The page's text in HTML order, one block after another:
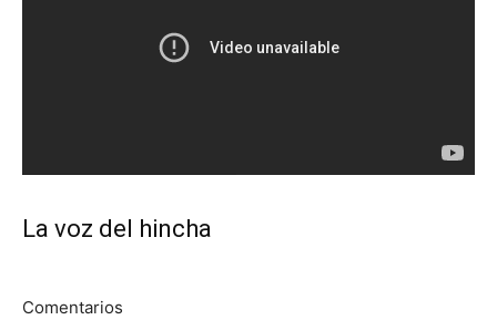
La voz del hincha
Comentarios